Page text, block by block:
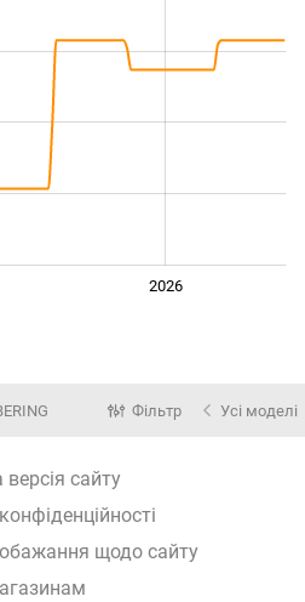
2026
Фільтр Усі моделі
версія сайту
щодо сайту